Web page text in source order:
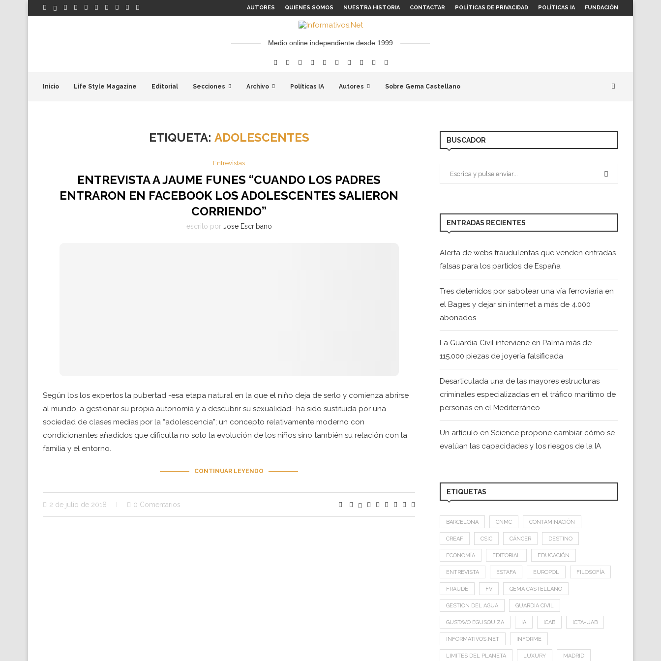
AUTORES QUIENES SOMOS NUESTRA HISTORIA CONTACTAR POLÍTICAS DE PRIVACIDAD POLÍTICAS IA FUNDACIÓN
Medio online independiente desde 1999
Inicio Life Style Magazine Editorial Secciones Archivo Políticas IA Autores Sobre Gema Castellano
ETIQUETA: ADOLESCENTES
Entrevistas
ENTREVISTA A JAUME FUNES “CUANDO LOS PADRES
ENTRARON EN FACEBOOK LOS ADOLESCENTES SALIERON
CORRIENDO”
escrito por Jose Escribano
Según los los expertos la pubertad -esa etapa natural en la que el niño deja de serlo y comienza abrirse
al mundo, a gestionar su propia autonomía y a descubrir su sexualidad- ha sido sustituida por una
sociedad de clases medias por la “adolescencia”; un concepto relativamente moderno con
condicionantes añadidos que dificulta no solo la evolución de los niños sino también su relación con la
familia y el entorno.
CONTINUAR LEYENDO
2 de julio de 2018 0 Comentarios
BUSCADOR
ENTRADAS RECIENTES
Alerta de webs fraudulentas que venden entradas
falsas para los partidos de España
Tres detenidos por sabotear una vía ferroviaria en
el Bages y dejar sin internet a más de 4.000
abonados
La Guardia Civil interviene en Palma más de
115.000 piezas de joyería falsificada
Desarticulada una de las mayores estructuras
criminales especializadas en el tráfico marítimo de
personas en el Mediterráneo
Un artículo en Science propone cambiar cómo se
evalúan las capacidades y los riesgos de la IA
ETIQUETAS
BARCELONA CNMC CONTAMINACIÓN
CREAF CSIC CÁNCER DESTINO
ECONOMÍA EDITORIAL EDUCACIÓN
ENTREVISTA ESTAFA EUROPOL FILOSOFÍA
FRAUDE FV GEMA CASTELLANO
GESTION DEL AGUA GUARDIA CIVIL
GUSTAVO EGUSQUIZA IA ICAB ICTA-UAB
INFORMATIVOS.NET INFORME
LIMITES DEL PLANETA LUXURY MADRID